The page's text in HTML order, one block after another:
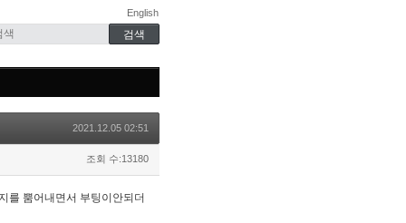
English
2021.12.05 02:51
조회 수:13180
를 뿜어내면서 부팅이안되더